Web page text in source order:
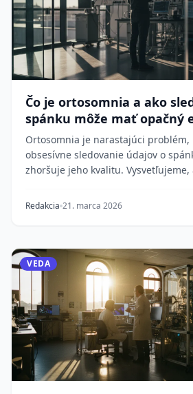
Čo je ortosomnia a ako
spánku môže mať opačný
Ortosomnia je narastajúci
obsesívne sledovanie údajov o
zhoršuje jeho kvalitu.
Redakcia 21. marca 2026
VEDA